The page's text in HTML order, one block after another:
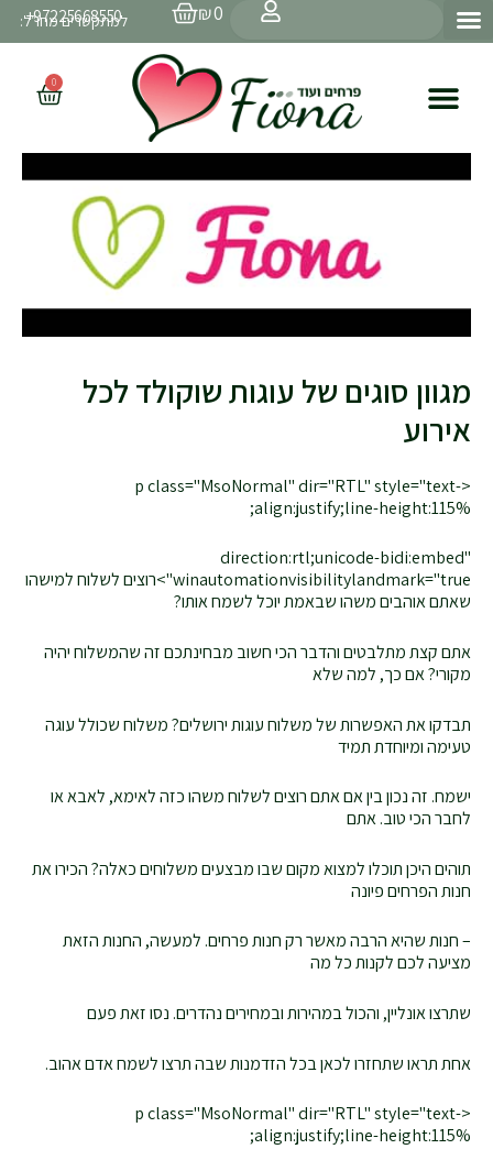
דילוג
לתוכן
₪0 עגלת
קניות למתקשרים מחו״ל:
97225668550+
0
עגלת
מגוון סוגים של עוגות שוקולד לכל
אירוע
<p class="MsoNormal" dir="RTL" style="text-
align:justify;line-height:115%;
direction:rtl;unicode-bidi:embed"
winautomationvisibilitylandmark="true">רוצים לשלוח למישהו
שאתם אוהבים משהו שבאמת יוכל לשמח אותו?
אתם קצת מתלבטים והדבר הכי חשוב מבחינתכם זה שהמשלוח יהיה
מקורי? אם כך, למה שלא
תבדקו את האפשרות של משלוח עוגות ירושלים? משלוח שכולל עוגה
טעימה ומיוחדת תמיד
ישמח. זה נכון בין אם אתם רוצים לשלוח משהו כזה לאימא, לאבא או
לחבר הכי טוב. אתם
תוהים היכן תוכלו למצוא מקום שבו מבצעים משלוחים כאלה? הכירו את
חנות הפרחים פיונה
– חנות שהיא הרבה מאשר רק חנות פרחים. למעשה, החנות הזאת
מציעה לכם לקנות כל מה
שתרצו אונליין, והכול במהירות ובמחירים נהדרים. נסו זאת פעם
אחת תראו שתחזרו לכאן בכל הזדמנות שבה תרצו לשמח אדם אהוב.
<p class="MsoNormal" dir="RTL" style="text-
align:justify;line-height:115%;